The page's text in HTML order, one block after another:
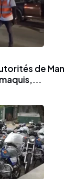
de Man